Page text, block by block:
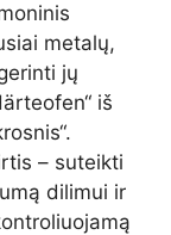
metalų,
jų
iš
– suteikti
dilimui ir